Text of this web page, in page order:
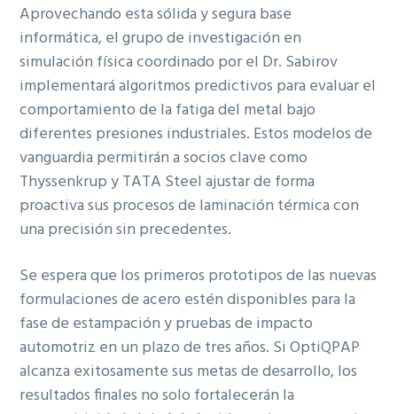
Aprovechando esta sólida y segura base
informática, el grupo de investigación en
simulación física coordinado por el Dr. Sabirov
implementará algoritmos predictivos para evaluar el
comportamiento de la fatiga del metal bajo
diferentes presiones industriales. Estos modelos de
vanguardia permitirán a socios clave como
Thyssenkrup y TATA Steel ajustar de forma
proactiva sus procesos de laminación térmica con
una precisión sin precedentes.
Se espera que los primeros prototipos de las nuevas
formulaciones de acero estén disponibles para la
fase de estampación y pruebas de impacto
automotriz en un plazo de tres años. Si OptiQPAP
alcanza exitosamente sus metas de desarrollo, los
resultados finales no solo fortalecerán la